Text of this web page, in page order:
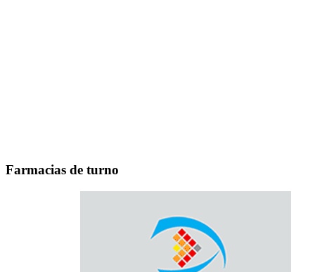
Farmacias de turno